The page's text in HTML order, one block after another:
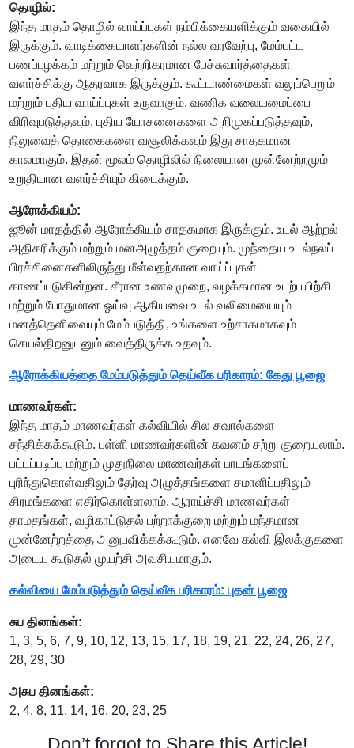
தொழில்:
இந்த மாதம் தொழில் வாய்ப்புகள் நம்பிக்கையளிக்கும் வகையில்
இருக்கும். வாடிக்கையாளர்களின் நல்ல வரவேற்பு, மேம்பட்ட
பணப்புழக்கம் மற்றும் வெற்றிகரமான பேச்சுவார்த்தைகள்
வளர்ச்சிக்கு ஆதரவாக இருக்கும். கூட்டாண்மைகள் வலுப்பெறும்
மற்றும் புதிய வாய்ப்புகள் உருவாகும். வணிக வலையமைப்பை
விரிவுபடுத்தவும், புதிய யோசனைகளை அறிமுகப்படுத்தவும்,
நிலுவைத் தொகைகளை வசூலிக்கவும் இது சாதகமான
காலமாகும். இதன் மூலம் தொழிலில் நிலையான முன்னேற்றமும்
உறுதியான வளர்ச்சியும் கிடைக்கும்.
ஆரோக்கியம்:
ஜூன் மாதத்தில் ஆரோக்கியம் சாதகமாக இருக்கும். உடல் ஆற்றல்
அதிகரிக்கும் மற்றும் மனஅழுத்தம் குறையும். முந்தைய உடல்நலப்
பிரச்சினைகளிலிருந்து மீள்வதற்கான வாய்ப்புகள்
காணப்படுகின்றன. சீரான உணவுமுறை, வழக்கமான உடற்பயிற்சி
மற்றும் போதுமான ஓய்வு ஆகியவை உடல் வலிமையையும்
மனத்தெளிவையும் மேம்படுத்தி, உங்களை உற்சாகமாகவும்
செயல்திறனுடனும் வைத்திருக்க உதவும்.
ஆரோக்கியத்தை மேம்படுத்தும் தெய்வீக பரிகாரம்: கேது பூஜை
மாணவர்கள்:
இந்த மாதம் மாணவர்கள் கல்வியில் சில சவால்களை
சந்திக்கக்கூடும். பள்ளி மாணவர்களின் கவனம் சற்று குறையலாம்.
பட்டப்படிப்பு மற்றும் முதுநிலை மாணவர்கள் பாடங்களைப்
புரிந்துகொள்வதிலும் தேர்வு அழுத்தங்களை சமாளிப்பதிலும்
சிரமங்களை எதிர்கொள்ளலாம். ஆராய்ச்சி மாணவர்கள்
தாமதங்கள், வழிகாட்டுதல் பற்றாக்குறை மற்றும் மந்தமான
முன்னேற்றத்தை அனுபவிக்கக்கூடும். எனவே கல்வி இலக்குகளை
அடைய கூடுதல் முயற்சி அவசியமாகும்.
கல்வியை மேம்படுத்தும் தெய்வீக பரிகாரம்: புதன் பூஜை
சுப தினங்கள்:
1, 3, 5, 6, 7, 9, 10, 12, 13, 15, 17, 18, 19, 21, 22, 24, 26, 27,
28, 29, 30
அசுப தினங்கள்:
2, 4, 8, 11, 14, 16, 20, 23, 25